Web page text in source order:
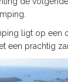
ligt op een
een prachtig